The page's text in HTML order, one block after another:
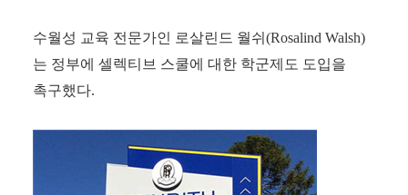
수월성 교육 전문가인 로살린드 월쉬 (Rosalind Walsh)
는 정부에 셀렉티브 스쿨에 대한 학군제도 도입을
촉구했다.